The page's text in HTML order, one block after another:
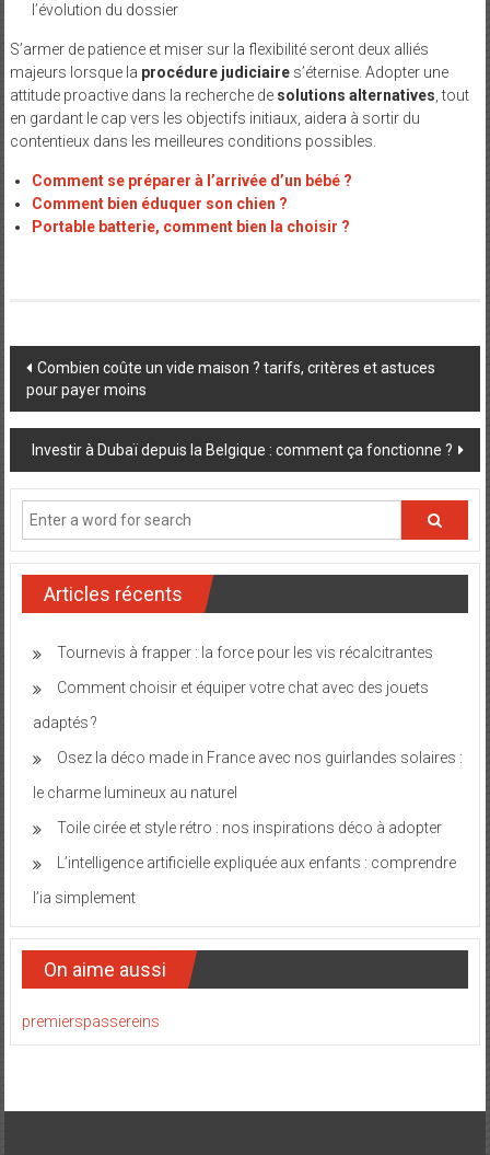
l’évolution du dossier
S’armer de patience et miser sur la flexibilité seront deux alliés
majeurs lorsque la procédure judiciaires’éternise. Adopter une
attitude proactive dans la recherche de solutions alternatives , tout
en gardant le cap vers les objectifs initiaux, aidera à sortir du
contentieux dans les meilleures conditions possibles.
Comment se préparer à l’arrivée d’un bébé ?
Comment bien éduquer son chien ?
Portable batterie, comment bien la choisir ?
Post
navigation
Combien coûte un vide maison ? tarifs, critères et astuces
pour payer moins
Investir à Dubaï depuis la Belgique : comment ça fonctionne ?
Articles récents
Tournevis à frapper : la force pour les vis récalcitrantes
Comment choisir et équiper votre chat avec des jouets
adaptés ?
Osez la déco made in France avec nos guirlandes solaires :
le charme lumineux au naturel
Toile cirée et style rétro : nos inspirations déco à adopter
L’intelligence artificielle expliquée aux enfants : comprendre
l’ia simplement
On aime aussi
premierspassereins